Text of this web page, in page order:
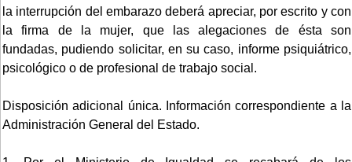
la interrupción del embarazo deberá apreciar, por escrito y con
la firma de la mujer, que las alegaciones de ésta son
fundadas, pudiendo solicitar, en su caso, informe psiquiátrico,
psicológico o de profesional de trabajo social.
Disposición adicional única. Información correspondiente a la
Administración General del Estado.